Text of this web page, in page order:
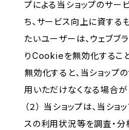
プによる当ショップのサ
ち、サービス向上に資する
たいユーザーは、ウェブブ
りCookieを無効化するこ
無効化すると、当ショップ
用いただけなくなる場合が
（２） 当ショップは、当シ
スの利用状況等を調査・分